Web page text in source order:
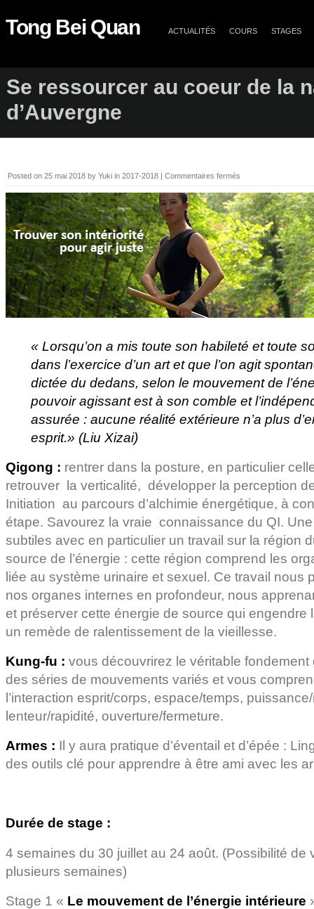
Tong Bei Quan ACTUALITÉS COURS STAGES
Se ressourcer au coeur de la
d’Auvergne
Posted on 25 mai 2018 by Yuki in 2017-2018 | Commentaires fermés
« Lorsqu’on a mis toute son habileté et toute
dans l’exercice d’un art et que l’on agit
dictée du dedans, selon le mouvement de
pouvoir agissant est à son comble et
assurée : aucune réalité extérieure n’a plus
esprit.» (Liu Xizai)
Qigong : rentrer dans la posture, en particulier
retrouver la verticalité, développer la perception
Initiation au parcours d’alchimie énergétique, à
étape. Savourez la vraie connaissance du QI.
subtiles avec en particulier un travail sur la région
source de l’énergie : cette région comprend les
liée au système urinaire et sexuel. Ce travail nous
nos organes internes en profondeur, nous
et préserver cette énergie de source qui engendre
un remède de ralentissement de la vieillesse.
Kung-fu : vous découvrirez le véritable fondement
des séries de mouvements variés et vous
l’interaction esprit/corps, espace/temps,
lenteur/rapidité, ouverture/fermeture.
Armes : Il y aura pratique d’éventail et d’épée :
des outils clé pour apprendre à être ami avec les
Durée de stage :
4 semaines du 30 juillet au 24 août. (Possibilité de
plusieurs semaines)
Stage 1 « Le mouvement de l’énergie intérieure